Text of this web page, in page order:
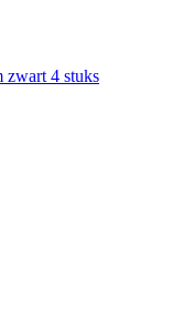
zwart 4 stuks